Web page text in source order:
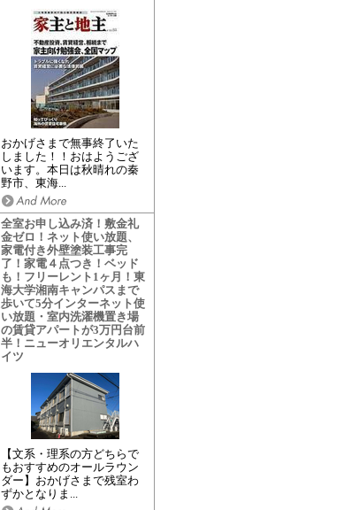
おかげさまで無事終了いた
しました！！おはようござ
います。本日は秋晴れの秦
野市、東海...
全室お申し込み済！敷金礼
金ゼロ！ネット使い放題、
家電付き外壁塗装工事完
了！家電４点つき！ベッド
も！フリーレント1ヶ月！東
海大学湘南キャンパスまで
歩いて5分インターネット使
い放題・室内洗濯機置き場
の賃貸アパートが3万円台前
半！ニューオリエンタルハ
イツ
【文系・理系の方どちらで
もおすすめのオールラウン
ダー】おかげさまで残室わ
ずかとなりま...